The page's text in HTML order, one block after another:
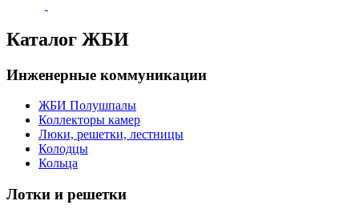
Каталог ЖБИ
Инженерные коммуникации
ЖБИ Полушпалы
Коллекторы камер
Люки, решетки, лестницы
Колодцы
Кольца
Лотки и решетки